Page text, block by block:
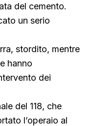
del cemento.
un serio
stordito, mentre
hanno
dei
del 118, che
l’operaio al